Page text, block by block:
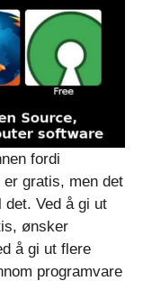
fordi
er gratis, men det
Ved å gi ut
ønsker
å gi ut flere
programvare